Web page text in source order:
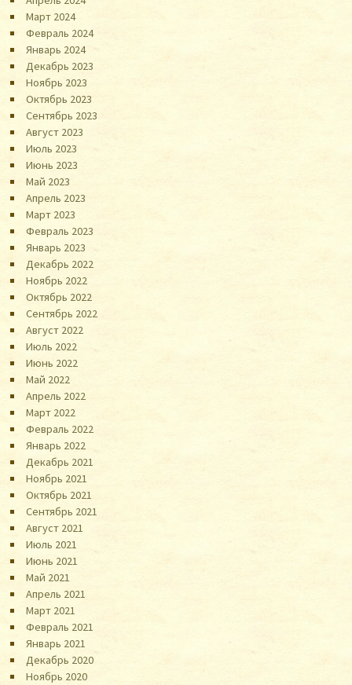
Март 2024
Февраль 2024
Январь 2024
Декабрь 2023
Ноябрь 2023
Октябрь 2023
Сентябрь 2023
Август 2023
Июль 2023
Июнь 2023
Май 2023
Апрель 2023
Март 2023
Февраль 2023
Январь 2023
Декабрь 2022
Ноябрь 2022
Октябрь 2022
Сентябрь 2022
Август 2022
Июль 2022
Июнь 2022
Май 2022
Апрель 2022
Март 2022
Февраль 2022
Январь 2022
Декабрь 2021
Ноябрь 2021
Октябрь 2021
Сентябрь 2021
Август 2021
Июль 2021
Июнь 2021
Май 2021
Апрель 2021
Март 2021
Февраль 2021
Январь 2021
Декабрь 2020
Ноябрь 2020